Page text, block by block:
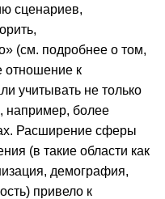
сценариев,
(см. подробнее о том,
отношение к
учитывать не только
например, более
Расширение сферы
(в такие области как
демография,
привело к